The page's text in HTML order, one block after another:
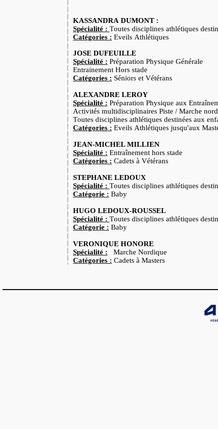
KASSANDRA DUMONT :
Spécialité : Toutes disciplines athlétiques
Catégories : Eveils Athlétiques
JOSE DUFEUILLE
Spécialité : Préparation Physique Générale
Entrainement Hors stade
Catégories : Séniors et Vétérans
ALEXANDRE LEROY
Spécialité : Préparation Physique aux
Activités multidisciplinaires Piste / Marche
Toutes disciplines athlétiques destinées aux
Catégories : Eveils Athlétiques jusqu'aux
JEAN-MICHEL MILLIEN
Spécialité : Entraînement hors stade
Catégories : Cadets à Vétérans
STEPHANE LEDOUX
Spécialité : Toutes disciplines athlétiques
Catégorie : Baby
HUGO LEDOUX-ROUSSEL
Spécialité : Toutes disciplines athlétiques
Catégorie : Baby
VERONIQUE HONORE
Spécialité :
Marche Nordique
Catégories : Cadets à Masters